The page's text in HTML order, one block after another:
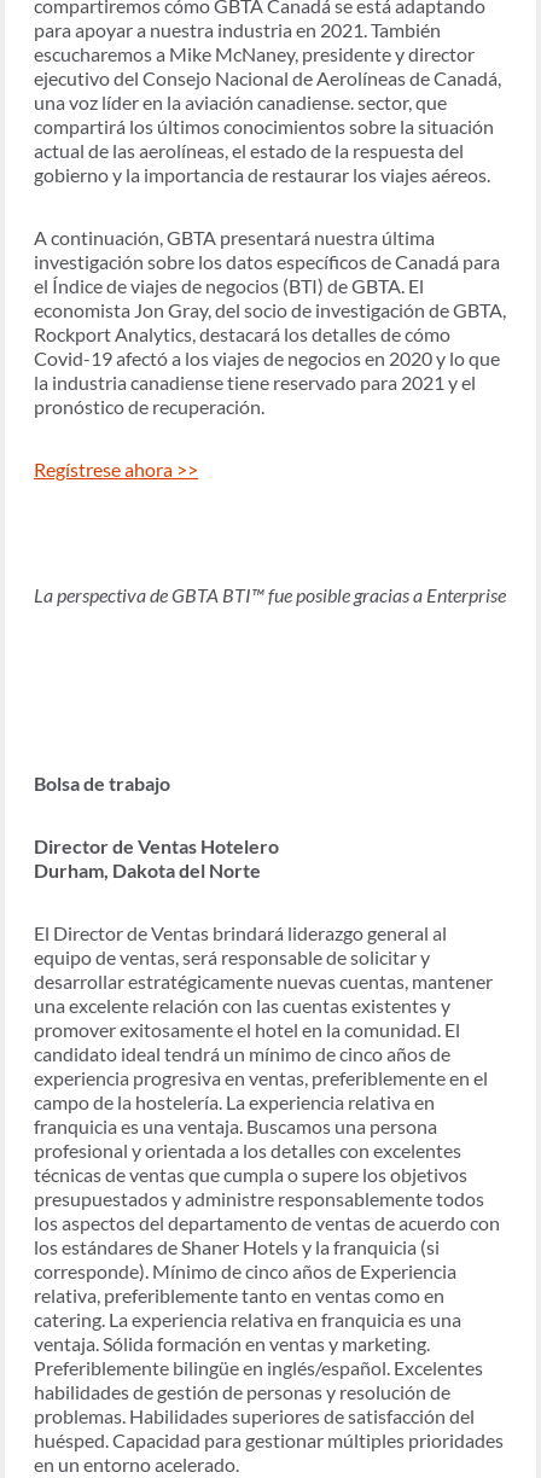
compartiremos cómo GBTA Canadá se está adaptando
para apoyar a nuestra industria en 2021. También
escucharemos a Mike McNaney, presidente y director
ejecutivo del Consejo Nacional de Aerolíneas de Canadá,
una voz líder en la aviación canadiense. sector, que
compartirá los últimos conocimientos sobre la situación
actual de las aerolíneas, el estado de la respuesta del
gobierno y la importancia de restaurar los viajes aéreos.
A continuación, GBTA presentará nuestra última
investigación sobre los datos específicos de Canadá para
el Índice de viajes de negocios (BTI) de GBTA. El
economista Jon Gray, del socio de investigación de GBTA,
Rockport Analytics, destacará los detalles de cómo
Covid-19 afectó a los viajes de negocios en 2020 y lo que
la industria canadiense tiene reservado para 2021 y el
pronóstico de recuperación.
Regístrese ahora >>
La perspectiva de GBTA BTI™ fue posible gracias a Enterprise
Bolsa de trabajo
Director de Ventas Hotelero
Durham, Dakota del Norte
El Director de Ventas brindará liderazgo general al
equipo de ventas, será responsable de solicitar y
desarrollar estratégicamente nuevas cuentas, mantener
una excelente relación con las cuentas existentes y
promover exitosamente el hotel en la comunidad. El
candidato ideal tendrá un mínimo de cinco años de
experiencia progresiva en ventas, preferiblemente en el
campo de la hostelería. La experiencia relativa en
franquicia es una ventaja. Buscamos una persona
profesional y orientada a los detalles con excelentes
técnicas de ventas que cumpla o supere los objetivos
presupuestados y administre responsablemente todos
los aspectos del departamento de ventas de acuerdo con
los estándares de Shaner Hotels y la franquicia (si
corresponde). Mínimo de cinco años de Experiencia
relativa, preferiblemente tanto en ventas como en
catering. La experiencia relativa en franquicia es una
ventaja. Sólida formación en ventas y marketing.
Preferiblemente bilingüe en inglés/español. Excelentes
habilidades de gestión de personas y resolución de
problemas. Habilidades superiores de satisfacción del
huésped. Capacidad para gestionar múltiples prioridades
en un entorno acelerado.